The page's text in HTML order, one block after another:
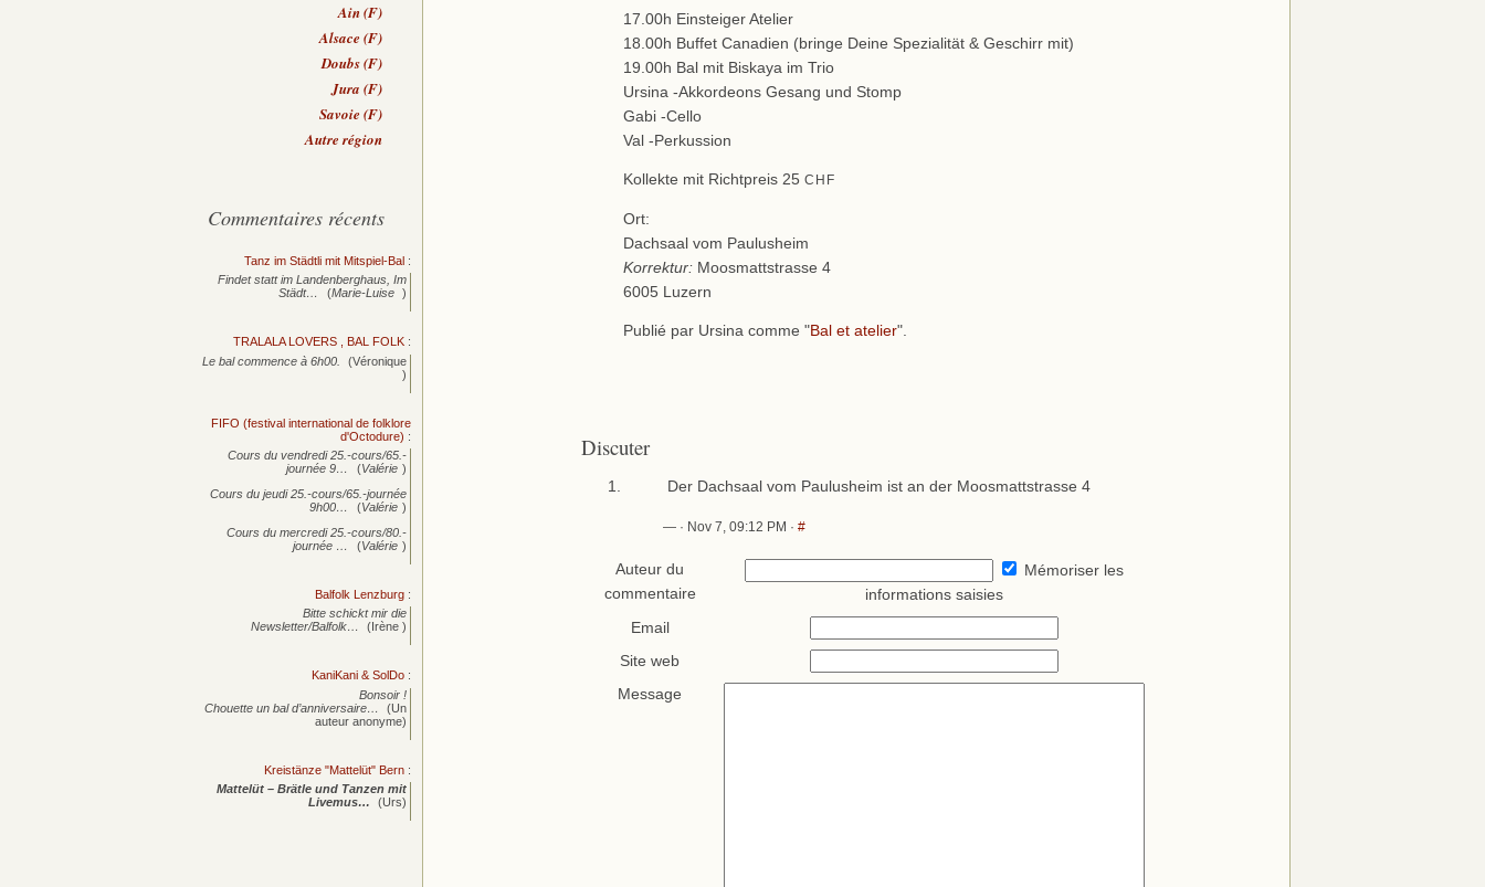
17.00h Einsteiger Atelier
18.00h Buffet Canadien (bringe Deine Spezialität & Geschirr mit)
19.00h Bal mit Biskaya im Trio
Ursina -Akkordeons Gesang und Stomp
Gabi -Cello
Val -Perkussion
Kollekte mit Richtpreis 25 CHF
Ort:
Dachsaal vom Paulusheim
Korrektur:Moosmattstrasse 4
6005 Luzern
Publié par Ursina comme "Bal et atelier".
Discuter
Der Dachsaal vom Paulusheim ist an der Moosmattstrasse 4
— · Nov 7, 09:12 PM · #
Auteur du
commentaire
Mémoriser les
informations saisies
Email
Site web
Message
Ain (F)
Alsace (F)
Doubs (F)
Jura (F)
Savoie (F)
Autre région
Commentaires récents
Tanz im Städtli mit Mitspiel-Bal :
Findet statt im Landenberghaus, Im
Städt…
(Marie-Luise )
TRALALA LOVERS , BAL FOLK :
Le bal commence à 6h00.
(Véronique
)
FIFO (festival international de folklore
d'Octodure) :
Cours du vendredi 25.-cours/65.-
journée 9… (Valérie )
Cours du jeudi 25.-cours/65.-journée
9h00…
(Valérie )
Cours du mercredi 25.-cours/80.-
journée … (Valérie )
Balfolk Lenzburg :
Bitte schickt mir die
Newsletter/Balfolk…
(Irène )
KaniKani & SolDo :
Bonsoir !
Chouette un bal d’anniversaire…
(Un
auteur anonyme)
Kreistänze "Mattelüt" Bern :
Mattelüt – Brätle und Tanzen mit
Livemus…
(Urs)